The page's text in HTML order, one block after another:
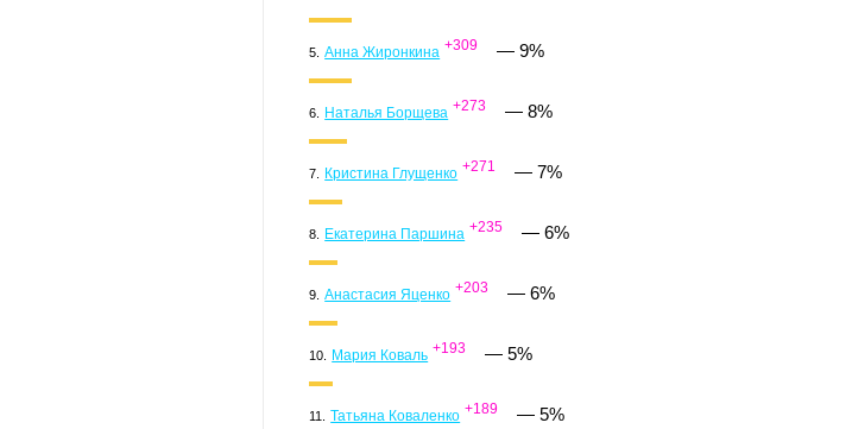
5. Анна Жиронкина +309 — 9%
6. Наталья Борщева +273 — 8%
7. Кристина Глущенко +271 — 7%
8. Екатерина Паршина +235 — 6%
9. Анастасия Яценко +203 — 6%
10. Мария Коваль +193 — 5%
11. Татьяна Коваленко +189 — 5%